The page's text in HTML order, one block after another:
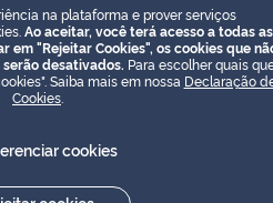
na plataforma e prover serviços
Ao aceitar, você terá acesso a todas as
em "Rejeitar Cookies", os cookies que
desativados. Para escolher quais
Saiba mais em nossa Declaração
Cookies
cookies